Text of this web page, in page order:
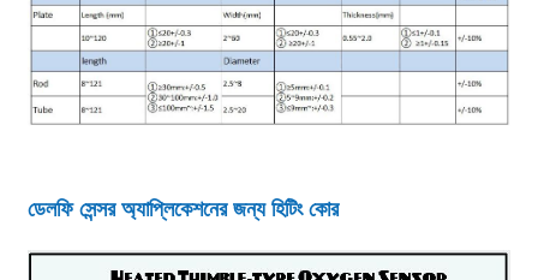
ডেলফি সেন্সর অ্যাপ্লিকেশনের জন্য হিটিং কোর